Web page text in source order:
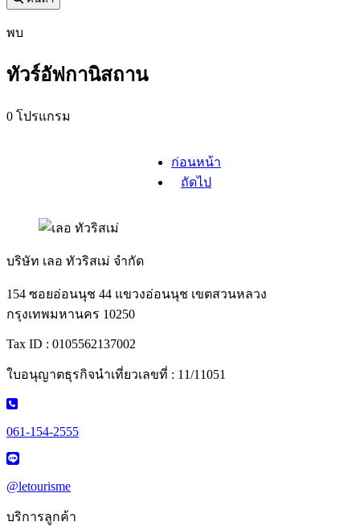
พบ
ทัวร์อัฟกานิสถาน
0 โปรแกรม
ก่อนหน้า
ถัดไป
บริษัท เลอ ทัวริสเม่ จำกัด
154 ซอยอ่อนนุช 44 แขวงอ่อนนุช เขตสวนหลวง
กรุงเทพมหานคร 10250
Tax ID : 0105562137002
ใบอนุญาตธุรกิจนำเที่ยวเลขที่ : 11/11051
061-154-2555
@letourisme
บริการลูกค้า